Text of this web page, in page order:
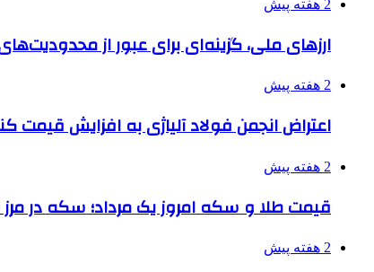
2 هفته پیش
ارزهای ملی، گزینه‌ای برای عبور از
2 هفته پیش
اعتراض انجمن فولاد آلیاژی به افزایش قیمت
2 هفته پیش
قیمت طلا و سکه امروز یک مرداد؛ سکه در مرز ۱۸۹ میلیون تومان
2 هفته پیش